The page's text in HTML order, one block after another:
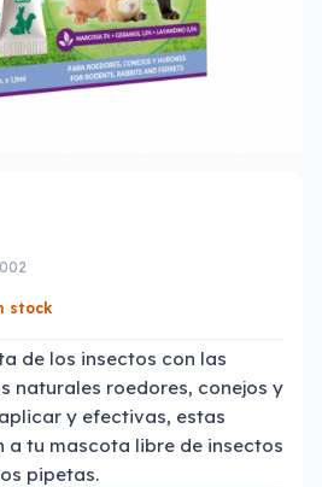
stock
de los insectos con las
naturales roedores, conejos y
y efectivas, estas
a tu mascota libre de insectos
pipetas.